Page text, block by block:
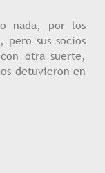
nada, por los
pero sus socios
otra suerte,
detuvieron en